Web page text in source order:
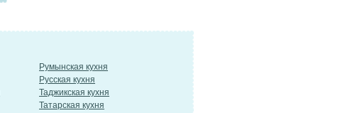
Румынская кухня
Русская кухня
Таджикская кухня
Татарская кухня